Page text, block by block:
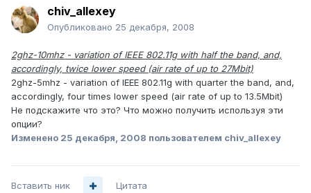
chiv_allexey
Опубликовано 25 декабря, 2008
2ghz-10mhz - variation of IEEE 802.11g with half the band, and,
accordingly, twice lower speed (air rate of up to 27Mbit)
2ghz-5mhz - variation of IEEE 802.11g with quarter the band, and,
accordingly, four times lower speed (air rate of up to 13.5Mbit)
Не подскажите что это? Что можно получить используя эти
опции?
Изменено 25 декабря, 2008 пользователем chiv_allexey
Вставить ник Цитата